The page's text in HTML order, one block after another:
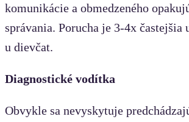
komunikácie a obmedzeného
správania. Porucha je 3-4x častejšia
u dievčat.
Diagnostické vodítka
Obvykle sa nevyskytuje